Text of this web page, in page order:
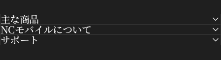
主な商品
NCモバイルについて
サポート